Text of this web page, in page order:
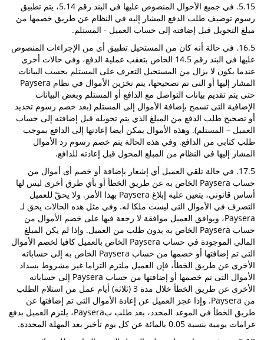
5.15. في جميع الأحوال المنصوص عليها في البند رقم 5.14، يتم تطبيق
رسوم توصيف طلب الدفع المشار إليه في النظام عن طريق خصمها من
مبلغ التحويل قبل إضافته إلى حساب العميل - المستلم.
16.5. في حالة أنه كان من المستحيل تطبيق أى من الإجراءات المنصوص
عليها في البند رقم 14.5 الخاص بتعقب عملية الدفع، وفي حالات أخرى
عندما يكون لا يزال من المستحيل التعرف على المستلم بحسب البيانات
المشار إليها أو التى تم تصحيحها، يتم تخزين الأموال في نظام Paysera
حتى يتم تقديم بيانات التواصل مع الدافع أو المستلم وبعض البيانات
الإضافية التى تسمح بإضافة الأموال إلى المستلم (بعد خصم رسوم تحديد
أو تصحيح طلب الدفع من المبلغ الذي يتم تحويله قبل إضافته إلى حساب
العميل – المستلم). وهذه الأموال يمكن أيضا إعادتها إلى الدافع بموجب
طلب كتابي من الدافع. وفي هذه الحالة يتم خصم رسوم رد الأموال
المشار إليها في النظام من المبلغ المحول قبل إعادته للدافع.
17.5. في حالة تلقي العميل أي إشعار بإضافة أو خصم أى أموال من
حساب Paysera الخاص به عن طريق الخطأ أو بأي طرق أخرى ليس لها
أساس قانوني، يتعين عليه إبلاغ Paysera بهذا الأمر. ولا يحقّ للعميل
التصرف في الأموال التى ليست ملكا له. وفي مثل هذه الحالات يحق لـ
Paysera، ويوافق العميل موافقة لا رجعة فيها على خصم الأموال من
حساب Paysera الخاص به بدون طلب من العميل. وإذا لم يكن المبلغ
المالي الموجودة في حساب Paysera الخاص بالعميل كافيا لخصم الأموال
التى تم إضافتها أو خصمها من حساب Paysera الخاص به إلى حساباته
الأخرى عن طريق الخطأ، فإن العميل ملتزم التزاما غير مشروط بسداد
الأموال التى تم خصمها أو إضافتها من حساب Paysera إلى حساباته
الأخرى عن طريق الخطأ خلال مدة 3 (ثلاثة) أيام عمل من استلام الطلب
من Paysera. وإذا عجز العميل عن إعادة الأموال التى تم إضافتها عن
طريق الخطأ في الموعد المحدد، بعد طلب بPaysera، يلتزم العميل بدفع
غرامات يومية بنسبة 0.05 بالمائة عن كل يوم تأخير بعد المهلة المحددة.